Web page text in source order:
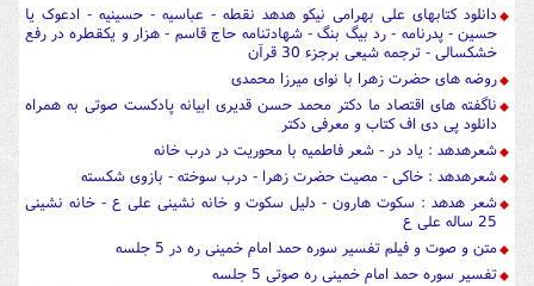
دانلود کتابهای علی بهرامی نیکو هدهد نقطه - عباسیه - حسینیه - ادعوک یا
حسین - پدرنامه - رد بیگ بنگ - شهادتنامه حاج قاسم - هزار و یکقطره در رفع
خشکسالی - ترجمه شیعی برجزء 30 قرآن
روضه های حضرت زهرا با نوای میرزا محمدی
ناگفته های اقتصاد ما دکتر محمد حسن قدیری ابیانه پادکست صوتی به همراه
دانلود پی دی اف کتاب و معرفی دکتر
شعرهدهد : یاد در - شعر فاطمیه با محوریت در درب خانه
شعرهدهد : خاکی - مصیت حضرت زهرا - درب سوخته - بازوی شکسته
شعر هدهد : سکوت هارون - دلیل سکوت و خانه نشینی علی ع - خانه نشینی
25 ساله علی ع
متن و صوت و فیلم تفسیر سوره حمد امام خمینی ره در 5 جلسه
تفسیر سوره حمد امام خمینی ره صوتی 5 جلسه